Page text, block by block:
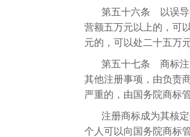
第五十六条 以误导
营额五万元以上的，可
元的，可以处二十五万
第五十七条 商标注
其他注册事项，由负责
严重的，由国务院商标
注册商标成为其核
个人可以向国务院商标